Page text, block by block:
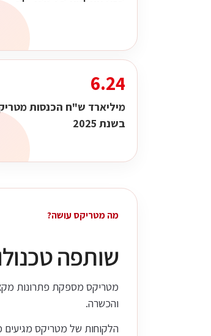
6.24
מיליארד ש"ח הכנסות
בשנת 2025
מה מטריקס עושה?
שותפה
והכשרה.
הלקוחות של מטריקס מגיעים